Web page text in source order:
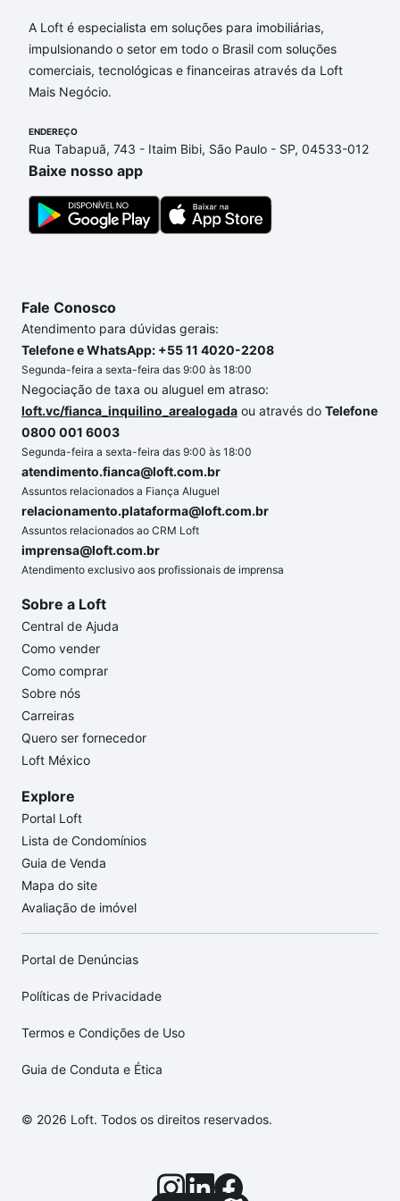
Apartamentos com 3 quartos à venda em Vila
Miguel Vicente Cury, Campinas, SP que custam a
partir de R$ 0 e com nossas opções de
financiamento imobiliário as parcelas podem se
dúvida dos custos envolvidos no processo de
compra, veja em nosso portal quanto custa comprar
um apartamento e conte com a gente para comprar
o imóvel dos seus sonhos com segurança e
conforto. Loft, com você até as chaves.
A Loft é especialista em soluções para imobiliárias,
impulsionando o setor em todo o Brasil com soluções
comerciais, tecnológicas e financeiras através da Loft
Mais Negócio.
ENDEREÇO
Rua Tabapuã, 743 - Itaim Bibi, São Paulo - SP, 04533-012
Baixe nosso app
Fale Conosco
Atendimento para dúvidas gerais:
Telefone e WhatsApp: +55 11 4020-2208
Segunda-feira a sexta-feira das 9:00 às 18:00
Negociação de taxa ou aluguel em atraso:
loft.vc/fianca_inquilino_arealogada ou através do Telefone
0800 001 6003
Segunda-feira a sexta-feira das 9:00 às 18:00
atendimento.fianca@loft.com.br
Assuntos relacionados a Fiança Aluguel
relacionamento.plataforma@loft.com.br
Assuntos relacionados ao CRM Loft
imprensa@loft.com.br
Atendimento exclusivo aos profissionais de imprensa
Sobre a Loft
Central de Ajuda
Como vender
Como comprar
Sobre nós
Carreiras
Quero ser fornecedor
Loft México
Explore
Portal Loft
Lista de Condomínios
Guia de Venda
Mapa do site
Avaliação de imóvel
Portal de Denúncias
Políticas de Privacidade
Termos e Condições de Uso
Guia de Conduta e Ética
© 2026 Loft. Todos os direitos reservados.